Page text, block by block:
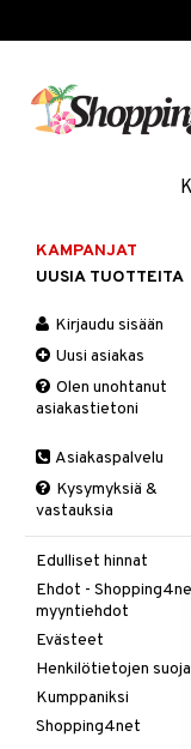
KAMPANJAT
UUSIA TUOTTEITA
Kirjaudu sisään
Uusi asiakas
Olen unohtanut
asiakastietoni
Asiakaspalvelu
Kysymyksiä &
vastauksia
Edulliset hinnat
Ehdot -
myyntiehdot
Evästeet
Henkilötietojen
Kumppaniksi
Shopping4net